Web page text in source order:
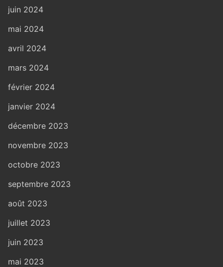
juin 2024
mai 2024
avril 2024
mars 2024
février 2024
janvier 2024
décembre 2023
novembre 2023
octobre 2023
septembre 2023
août 2023
juillet 2023
juin 2023
mai 2023